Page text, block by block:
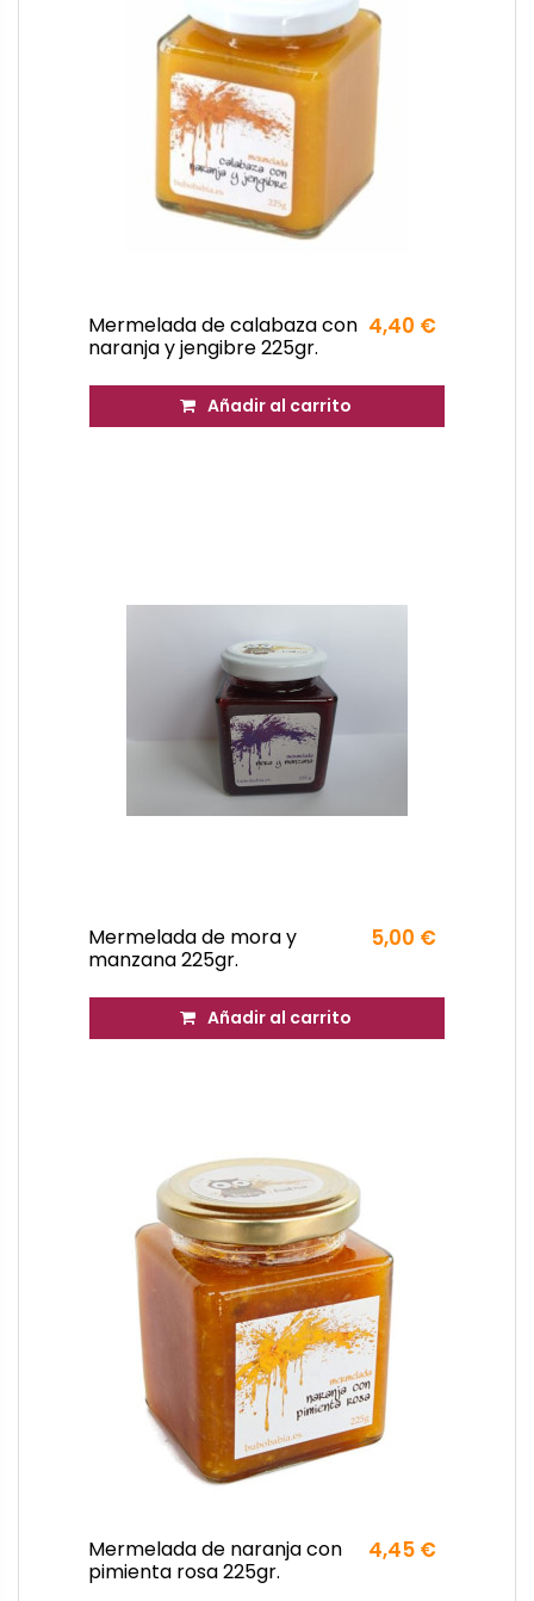
Mermelada de calabaza con
naranja y jengibre 225gr.
4,40 €
Añadir al carrito
Mermelada de mora y
manzana 225gr.
5,00 €
Añadir al carrito
Mermelada de naranja con
pimienta rosa 225gr.
4,45 €